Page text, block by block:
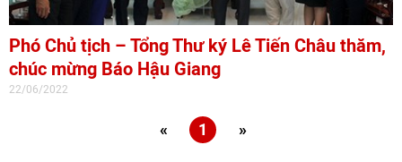
Phó Chủ tịch – Tổng Thư ký Lê Tiến Châu thăm,
chúc mừng Báo Hậu Giang
22/06/2022
« 1 »